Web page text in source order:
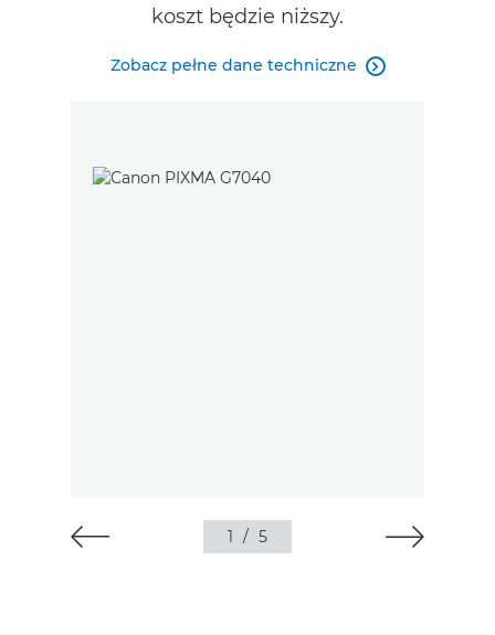
koszt będzie niższy.
Zobacz pełne dane techniczne 
1 / 5